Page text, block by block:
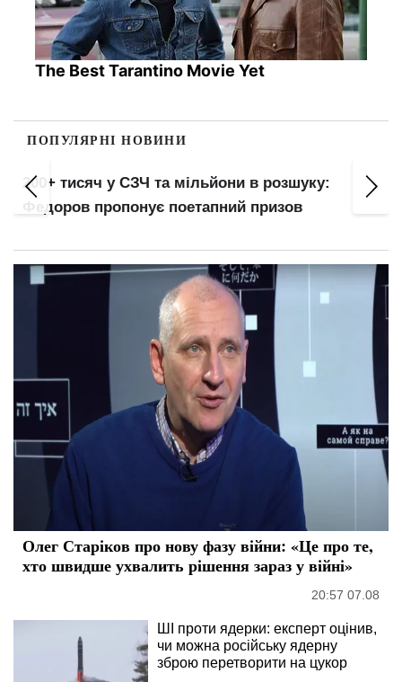
The Best Tarantino Movie Yet
ПОПУЛЯРНІ НОВИНИ
200+ тисяч у СЗЧ та мільйони в розшуку:
Федоров пропонує поетапний призов
Олег Старіков про нову фазу війни: «Це про те,
хто швидше ухвалить рішення зараз у війні»
20:57 07.08
ШІ проти ядерки: експерт оцінив,
чи можна російську ядерну
зброю перетворити на цукор